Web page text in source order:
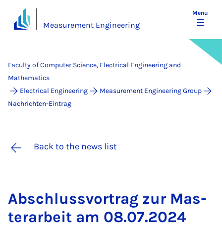
Measurement Engineering
Menu
Faculty of Computer Science, Electrical Engineering and
Mathematics
Electrical Engineering
Measurement Engineering Group
Nachrichten-Eintrag
Back to the news list
Ab­schlussvor­trag zur Mas­
ter­arbeit am 08.07.2024